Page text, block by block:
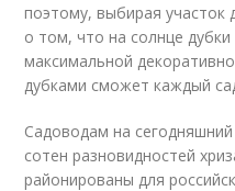
поэтому, выбирая участок
о том, что на солнце
максимальной
дубками сможет каждый
Садоводам на
сотен разновидностей
районированы для